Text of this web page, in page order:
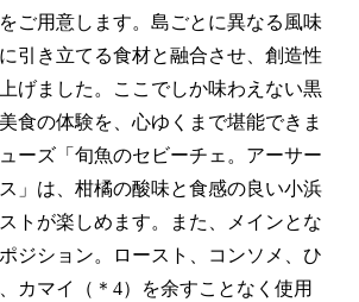
ご用意します。島ごとに異なる風味
引き立てる食材と融合させ、創造性
げました。ここでしか味わえない黒
食の体験を、心ゆくまで堪能できま
ーズ「旬魚のセビーチェ。アーサー
」は、柑橘の酸味と食感の良い小浜
トが楽しめます。また、メインとな
ジション。ロースト、コンソメ、ひ
カマイ（＊4）を余すことなく使用